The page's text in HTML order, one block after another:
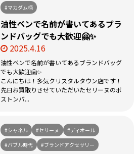
#マカダム柄
油性ペンで名前が書いてあるブラ
ンドバッグでも大歓迎🤗✨
2025.4.16
油性ペンで名前が書いてあるブランドバッグ
でも大歓迎🤗✨
こんにちは！多気クリスタルタウン店です！
先日お買取りさせていただいたセリーヌのボ
ストンバ...
#シャネル #セリーヌ
#ディオール
#バブル時代
#ブランドアクセサリー